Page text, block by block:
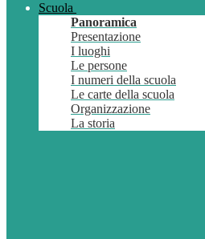
Scuola
Panoramica
Presentazione
I luoghi
Le persone
I numeri della scuola
Le carte della scuola
Organizzazione
La storia